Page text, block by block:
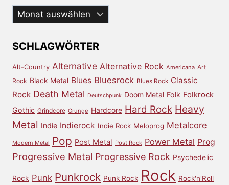
Aus
dem
SCHLAGWÖRTER
Alt-Country Alternative Alternative Rock Americana Art
Rock Black Metal Blues Bluesrock Blues Rock Classic
Rock Death Metal Deutschpunk Doom Metal Folk Folkrock
Gothic Grindcore Grunge Hardcore Hard Rock Heavy
Metal Indie Indierock Indie Rock Meloprog Metalcore
Modern Metal Pop Post Metal Post Rock Power Metal Prog
Progressive Metal Progressive Rock Psychedelic
Rock Punk Punkrock Punk Rock Rock Rock'n'Roll